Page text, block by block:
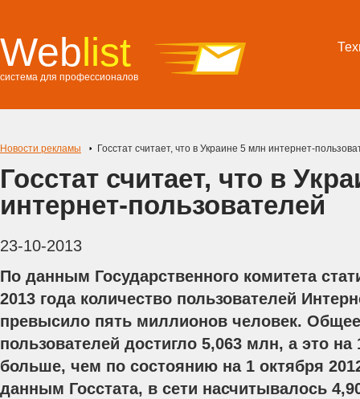
Weblist
система для профессионалов
Новости рекламы Госстат считает, что в Украине 5 млн интернет-
Госстат считает, что в
интернет-пользователей
23-10-2013
По данным Государственного комитета
2013 года количество пользователей
превысило пять миллионов человек.
пользователей достигло 5,063 млн, а это на
больше, чем по состоянию на 1 октября
данным Госстата, в сети насчитывалось